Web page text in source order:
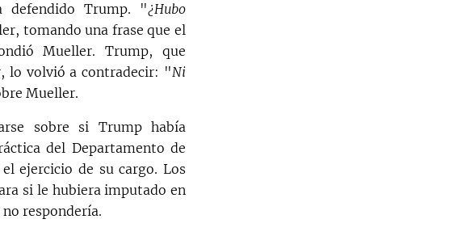
defendido Trump. "¿Hubo
tomando una frase que el
Mueller. Trump, que
lo volvió a contradecir: "Ni
Mueller.
sobre si Trump había
del Departamento de
ejercicio de su cargo. Los
si le hubiera imputado en
respondería.